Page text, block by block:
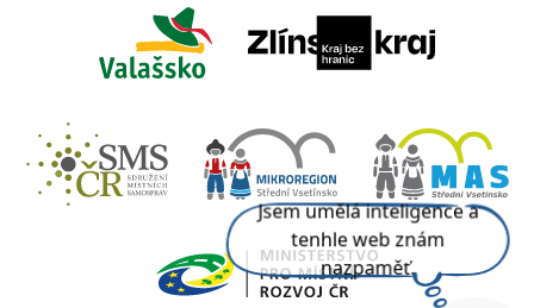
Jsem umělá inteligence a
tenhle web znám
nazpaměť.